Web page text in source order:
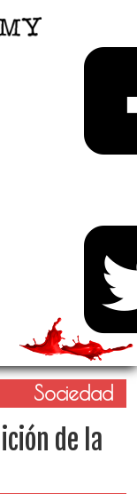
Sociedad
de la